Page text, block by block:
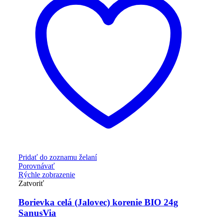
Pridať do zoznamu želaní
Porovnávať
Rýchle zobrazenie
Zatvoriť
Borievka celá (Jalovec) korenie BIO 24g
SanusVia